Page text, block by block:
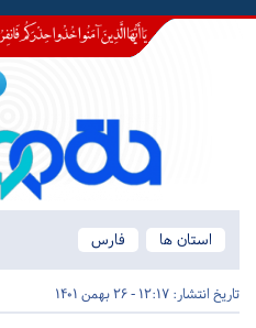
استان ها
فارس
تاریخ انتشار: 12:17 - 26 بهمن 1401